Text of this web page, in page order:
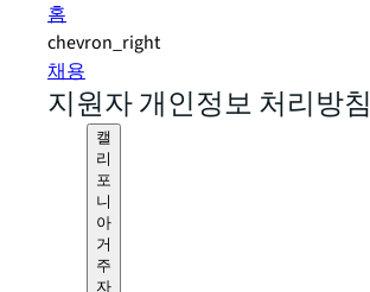
홈
chevron_right
채용
지원자 개인정보 처리방침
캘
리
포
니
아
거
주
자